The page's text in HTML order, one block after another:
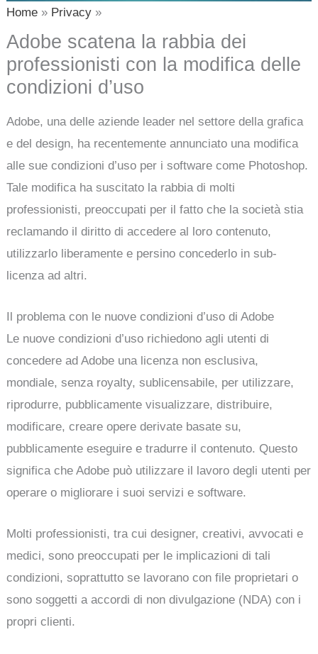
Home Privacy
Adobe scatena la rabbia dei
professionisti con la modifica delle
condizioni d’uso
Adobe, una delle aziende leader nel settore della grafica
e del design, ha recentemente annunciato una modifica
alle sue condizioni d’uso per i software come Photoshop.
Tale modifica ha suscitato la rabbia di molti
professionisti, preoccupati per il fatto che la società stia
reclamando il diritto di accedere al loro contenuto,
utilizzarlo liberamente e persino concederlo in sub-
licenza ad altri.
Il problema con le nuove condizioni d’uso di Adobe
Le nuove condizioni d’uso richiedono agli utenti di
concedere ad Adobe una licenza non esclusiva,
mondiale, senza royalty, sublicensabile, per utilizzare,
riprodurre, pubblicamente visualizzare, distribuire,
modificare, creare opere derivate basate su,
pubblicamente eseguire e tradurre il contenuto. Questo
significa che Adobe può utilizzare il lavoro degli utenti per
operare o migliorare i suoi servizi e software.
Molti professionisti, tra cui designer, creativi, avvocati e
medici, sono preoccupati per le implicazioni di tali
condizioni, soprattutto se lavorano con file proprietari o
sono soggetti a accordi di non divulgazione (NDA) con i
propri clienti.